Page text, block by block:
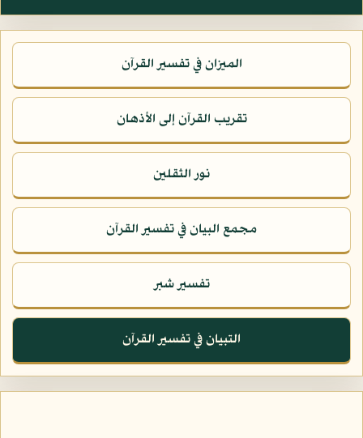
الميزان في تفسير القرآن
تقريب القرآن إلى الأذهان
نور الثقلين
مجمع البيان في تفسير القرآن
تفسير شبر
التبيان في تفسير القرآن